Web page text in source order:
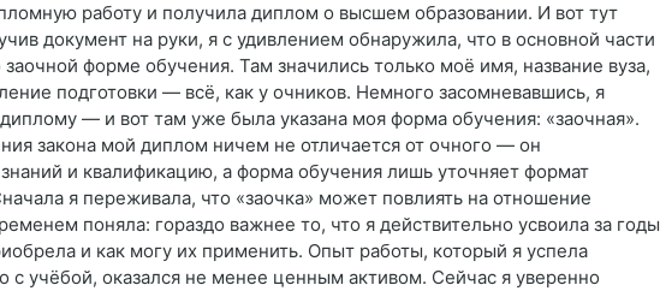
работу и получила диплом о высшем образовании. И вот тут
документ на руки, я с удивлением обнаружила, что в основной части
форме обучения. Там значились только моё имя, название вуза,
подготовки — всё, как у очников. Немного засомневавшись, я
— и вот там уже была указана моя форма обучения: «заочная».
закона мой диплом ничем не отличается от очного — он
и квалификацию, а форма обучения лишь уточняет формат
я переживала, что «заочка» может повлиять на отношение
поняла: гораздо важнее то, что я действительно усвоила за годы
и как могу их применить. Опыт работы, который я успела
с учёбой, оказался не менее ценным активом. Сейчас я уверенно